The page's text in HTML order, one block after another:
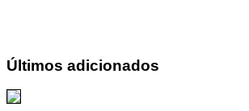
Últimos adicionados